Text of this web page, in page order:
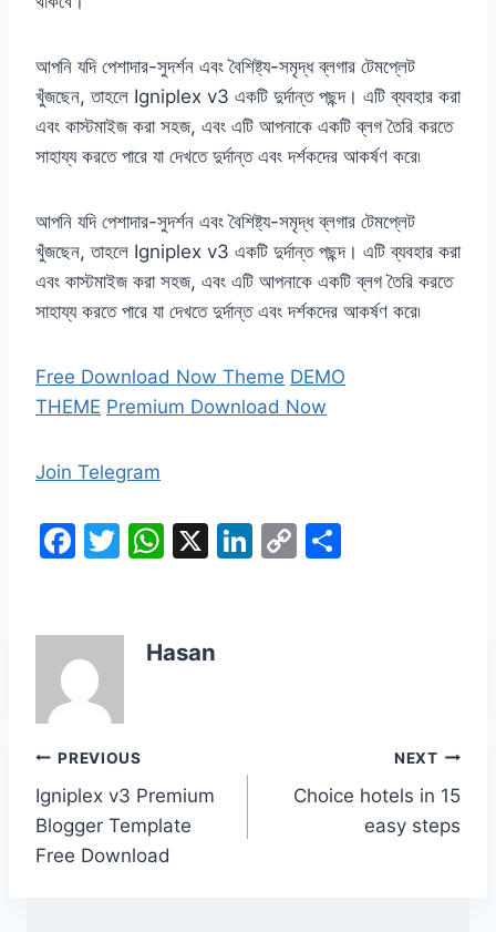
আপনি যদি পেশাদার-সুদর্শন এবং বৈশিষ্ট্য-সমৃদ্ধ ব্লগার টেমপ্লেট
খুঁজছেন, তাহলে Igniplex v3 একটি দুর্দান্ত পছন্দ। এটি ব্যবহার করা
এবং কাস্টমাইজ করা সহজ, এবং এটি আপনাকে একটি ব্লগ তৈরি করতে
সাহায্য করতে পারে যা দেখতে দুর্দান্ত এবং দর্শকদের আকর্ষণ করে৷
আপনি যদি পেশাদার-সুদর্শন এবং বৈশিষ্ট্য-সমৃদ্ধ ব্লগার টেমপ্লেট
খুঁজছেন, তাহলে Igniplex v3 একটি দুর্দান্ত পছন্দ। এটি ব্যবহার করা
এবং কাস্টমাইজ করা সহজ, এবং এটি আপনাকে একটি ব্লগ তৈরি করতে
সাহায্য করতে পারে যা দেখতে দুর্দান্ত এবং দর্শকদের আকর্ষণ করে৷
Free Download Now Theme DEMO
THEME Premium Download Now
Join Telegram
F
e
b
o
o
k
T
er
W
s
X
Li C
Hasan
Post
navigation
PREVIOUS
Igniplex v3 Premium
Blogger Template
Free Download
NEXT
Choice hotels in 15
easy steps